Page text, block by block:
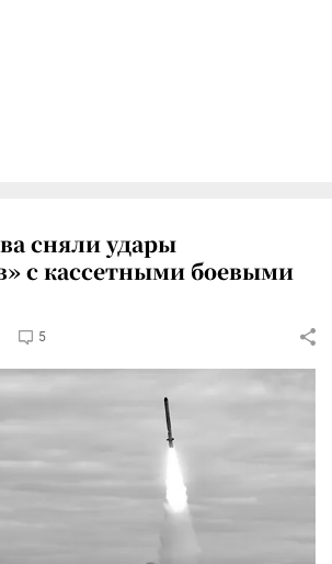
сняли удары
с кассетными боевыми
5